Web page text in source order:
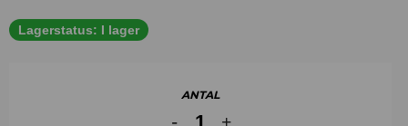
Lagerstatus: I lager
ANTAL